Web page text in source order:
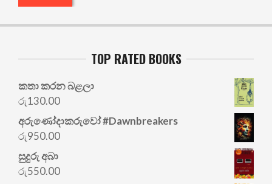
TOP RATED BOOKS
කතා කරන බළලා
රු130.00
අරු‍ණෝදාකරුවෝ #Dawnbreakers
රු950.00
සුදුරු අබා
රු550.00